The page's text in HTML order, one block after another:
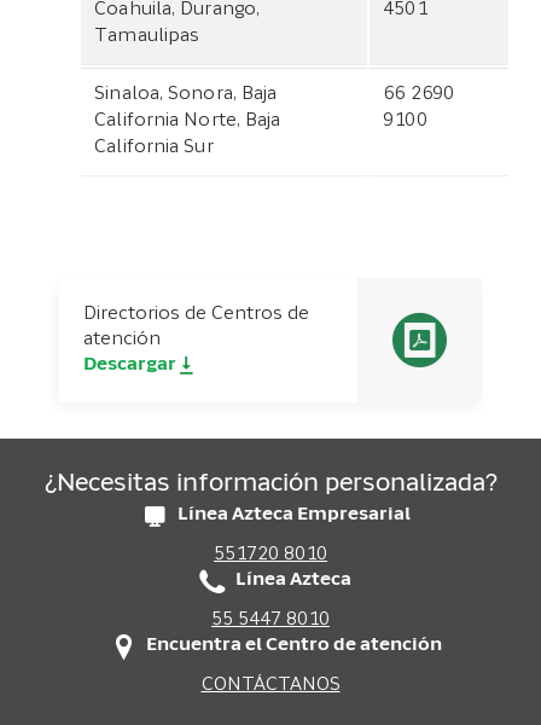
Coahuila, Durango,
Tamaulipas
4501
Sinaloa, Sonora, Baja
California Norte, Baja
California Sur
66 2690
9100
Directorios de Centros de
atención
Descargar
¿Necesitas información personalizada?
Línea Azteca Empresarial
551720 8010
Línea Azteca
55 5447 8010
Encuentra el Centro de atención
CONTÁCTANOS